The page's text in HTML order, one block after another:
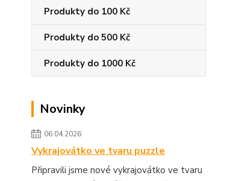
Produkty do 100 Kč
Produkty do 500 Kč
Produkty do 1000 Kč
Novinky
06.04.2026
Vykrajovátko ve tvaru puzzle
Připravili jsme nové vykrajovátko ve tvaru